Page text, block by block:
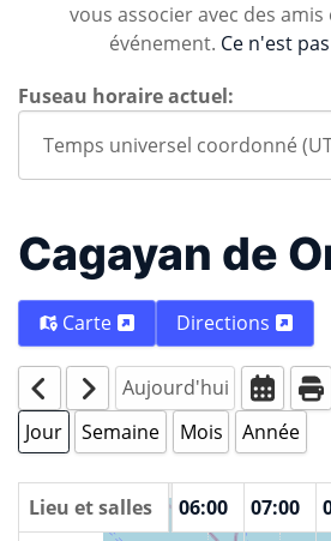
vous associer avec des
événement. Ce n'est
Fuseau horaire actuel:
Cagayan de
Carte Directions
Aujourd'hui
Jour Semaine Mois Année
Lieu et salles
04:00 05:00 06:00 07:00